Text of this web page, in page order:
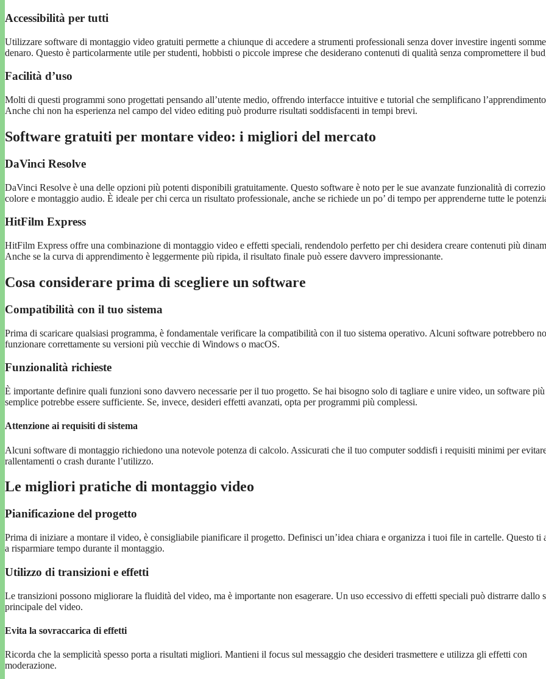
Accessibilità per tutti
Utilizzare software di montaggio video gratuiti permette a chiunque di accedere a strumenti professionali senza dover investire ingenti
denaro. Questo è particolarmente utile per studenti, hobbisti o piccole imprese che desiderano contenuti di qualità senza compromettere il
Facilità d’uso
Molti di questi programmi sono progettati pensando all’utente medio, offrendo interfacce intuitive e tutorial che semplificano
Anche chi non ha esperienza nel campo del video editing può produrre risultati soddisfacenti in tempi brevi.
Software gratuiti per montare video: i migliori del mercato
DaVinci Resolve
DaVinci Resolve è una delle opzioni più potenti disponibili gratuitamente. Questo software è noto per le sue avanzate funzionalità di
colore e montaggio audio. È ideale per chi cerca un risultato professionale, anche se richiede un po’ di tempo per apprenderne tutte le
HitFilm Express
HitFilm Express offre una combinazione di montaggio video e effetti speciali, rendendolo perfetto per chi desidera creare contenuti più
Anche se la curva di apprendimento è leggermente più ripida, il risultato finale può essere davvero impressionante.
Cosa considerare prima di scegliere un software
Compatibilità con il tuo sistema
Prima di scaricare qualsiasi programma, è fondamentale verificare la compatibilità con il tuo sistema operativo. Alcuni software potrebbero
funzionare correttamente su versioni più vecchie di Windows o macOS.
Funzionalità richieste
È importante definire quali funzioni sono davvero necessarie per il tuo progetto. Se hai bisogno solo di tagliare e unire video, un software più
semplice potrebbe essere sufficiente. Se, invece, desideri effetti avanzati, opta per programmi più complessi.
Attenzione ai requisiti di sistema
Alcuni software di montaggio richiedono una notevole potenza di calcolo. Assicurati che il tuo computer soddisfi i requisiti minimi per
rallentamenti o crash durante l’utilizzo.
Le migliori pratiche di montaggio video
Pianificazione del progetto
Prima di iniziare a montare il video, è consigliabile pianificare il progetto. Definisci un’idea chiara e organizza i tuoi file in cartelle. Questo ti
a risparmiare tempo durante il montaggio.
Utilizzo di transizioni e effetti
Le transizioni possono migliorare la fluidità del video, ma è importante non esagerare. Un uso eccessivo di effetti speciali può distrarre dallo
principale del video.
Evita la sovraccarica di effetti
Ricorda che la semplicità spesso porta a risultati migliori. Mantieni il focus sul messaggio che desideri trasmettere e utilizza gli effetti con
moderazione.